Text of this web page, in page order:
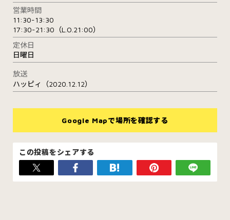
営業時間
11:30-13:30
17:30-21:30（L.O.21:00）
定休日
日曜日
放送
ハッピィ（2020.12.12）
Google Mapで場所を確認する
この投稿をシェアする